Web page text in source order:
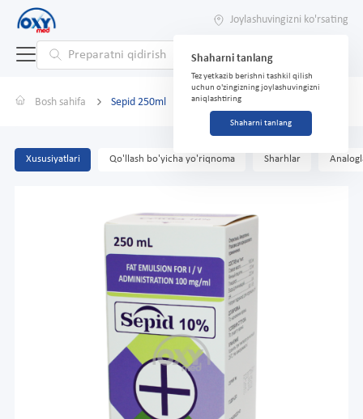
Joylashuvingizni ko'rsating
Shaharni tanlang
Tez yetkazib berishni tashkil qilish
uchun o'zingizning joylashuvingizni
aniqlashtiring
Shaharni tanlang
Bosh sahifa Sepid 250ml
Xususiyatlari Qo'llash bo'yicha yo'riqnoma Sharhlar